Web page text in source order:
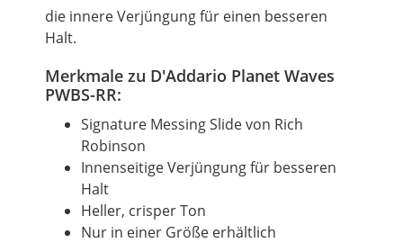
die innere Verjüngung für einen besseren
Halt.
Merkmale zu D'Addario Planet Waves
PWBS-RR:
Signature Messing Slide von Rich
Robinson
Innenseitige Verjüngung für besseren
Halt
Heller, crisper Ton
Nur in einer Größe erhältlich